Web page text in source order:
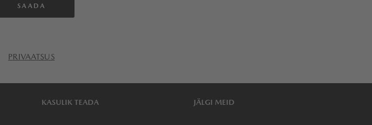
PRIVAATSUS
KASULIK TEADA JÄLGI MEID